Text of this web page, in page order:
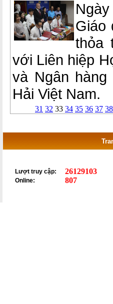
Giáo
thỏa
với Liên hiệp
và Ngân
Hải Việt Nam.
31 32 33 34 35 36 37 38
Lượt truy cập: 26129103
Online: 807